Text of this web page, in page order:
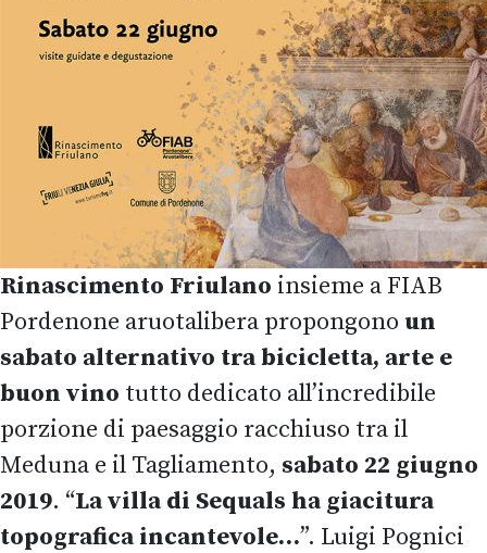
Rinascimento Friulano insieme a FIAB
Pordenone aruotalibera propongono un
sabato alternativo tra bicicletta, arte e
buon vino tutto dedicato all’incredibile
porzione di paesaggio racchiuso tra il
Meduna e il Tagliamento, sabato 22 giugno
2019. “La villa di Sequals ha giacitura
topografica incantevole…”. Luigi Pognici